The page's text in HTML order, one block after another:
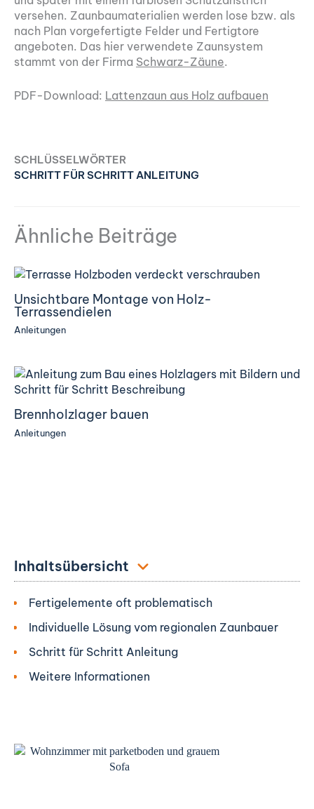
versehen. Zaunbaumaterialien werden lose bzw. als
nach Plan vorgefertigte Felder und Fertigtore
angeboten. Das hier verwendete Zaunsystem
stammt von der Firma Schwarz-Zäune.
PDF-Download: Lattenzaun aus Holz aufbauen
SCHLÜSSELWÖRTER
SCHRITT FÜR SCHRITT ANLEITUNG
Ähnliche Beiträge
Unsichtbare Montage von Holz-
Terrassendielen
Anleitungen
Brennholzlager bauen
Anleitungen
Inhaltsübersicht
Fertigelemente oft problematisch
Individuelle Lösung vom regionalen Zaunbauer
Schritt für Schritt Anleitung
Weitere Informationen